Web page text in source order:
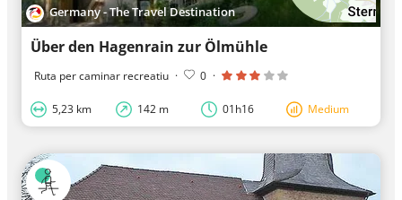
Germany - The Travel Destination
Über den Hagenrain zur Ölmühle
Ruta per caminar recreatiu · 0 ·
5,23 km 142 m 01h16 Medium